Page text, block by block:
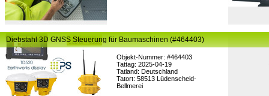
Objekt-Nummer: #464403
Tattag: 2025-04-19
Tatland: Deutschland
Tatort: 58513 Lüdenscheid-
Bellmerei
Diebstahl 3D GNSS Steuerung für Baumaschinen (#464403)